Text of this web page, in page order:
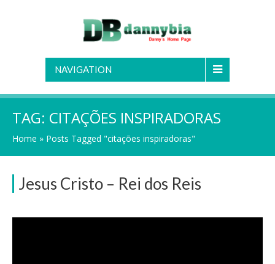
NAVIGATION
TAG: CITAÇÕES INSPIRADORAS
Home » Posts Tagged "citações inspiradoras"
Jesus Cristo – Rei dos Reis